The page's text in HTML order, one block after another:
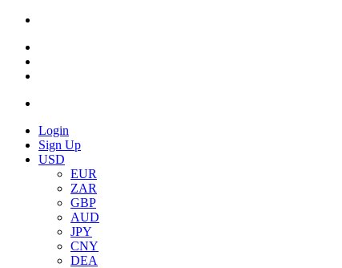
Login
Sign Up
USD
EUR
ZAR
GBP
AUD
JPY
CNY
DEA